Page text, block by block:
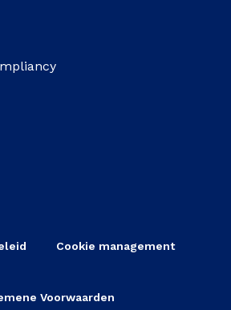
Cookie management
Voorwaarden